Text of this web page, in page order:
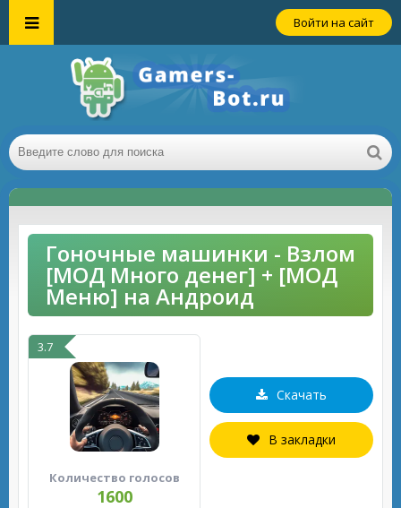
Войти на сайт
Гоночные машинки - Взлом
[МОД Много денег] + [МОД
Меню] на Андроид
3.7
Количество голосов
1600
Скачать
В закладки